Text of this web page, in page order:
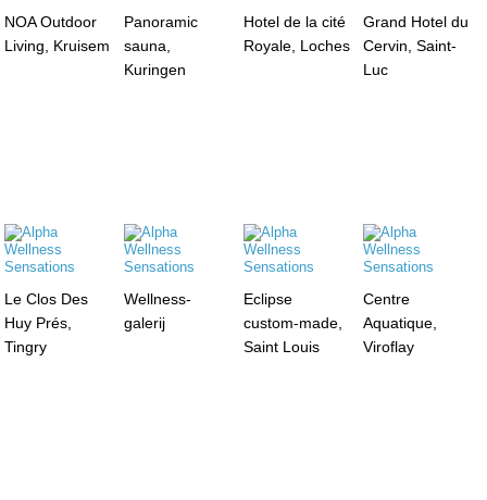
NOA Outdoor
Living, Kruisem
Panoramic
sauna,
Kuringen
Hotel de la cité
Royale, Loches
Grand Hotel du
Cervin, Saint-
Luc
Le Clos Des
Huy Prés,
Tingry
Wellness-
galerij
Eclipse
custom-made,
Saint Louis
Centre
Aquatique,
Viroflay